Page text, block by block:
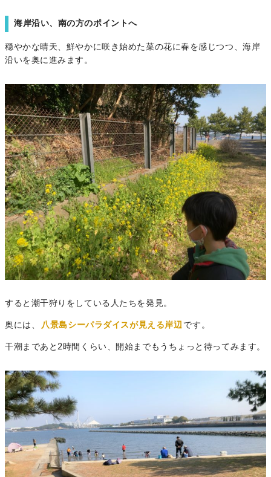
海岸沿い、南の方のポイントへ
穏やかな晴天、鮮やかに咲き始めた菜の花に春を感じつつ、海岸
沿いを奥に進みます。
すると潮干狩りをしている人たちを発見。
奥には、 八景島シーパラダイスが見える岸辺 です。
干潮まであと2時間くらい、開始までもうちょっと待ってみます。